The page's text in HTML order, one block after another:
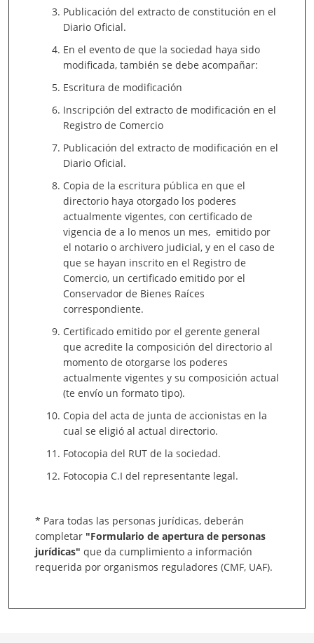
Publicación del extracto de constitución en el
Diario Oficial.
En el evento de que la sociedad haya sido
modificada, también se debe acompañar:
Escritura de modificación
Inscripción del extracto de modificación en el
Registro de Comercio
Publicación del extracto de modificación en el
Diario Oficial.
Copia de la escritura pública en que el
directorio haya otorgado los poderes
actualmente vigentes, con certificado de
vigencia de a lo menos un mes, emitido por
el notario o archivero judicial, y en el caso de
que se hayan inscrito en el Registro de
Comercio, un certificado emitido por el
Conservador de Bienes Raíces
correspondiente.
Certificado emitido por el gerente general
que acredite la composición del directorio al
momento de otorgarse los poderes
actualmente vigentes y su composición actual
(te envío un formato tipo).
Copia del acta de junta de accionistas en la
cual se eligió al actual directorio.
Fotocopia del RUT de la sociedad.
Fotocopia C.I del representante legal.
* Para todas las personas jurídicas, deberán
completar "Formulario de apertura de personas
jurídicas" que da cumplimiento a información
requerida por organismos reguladores (CMF, UAF).